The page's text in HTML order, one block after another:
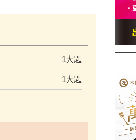
1大匙
1大匙